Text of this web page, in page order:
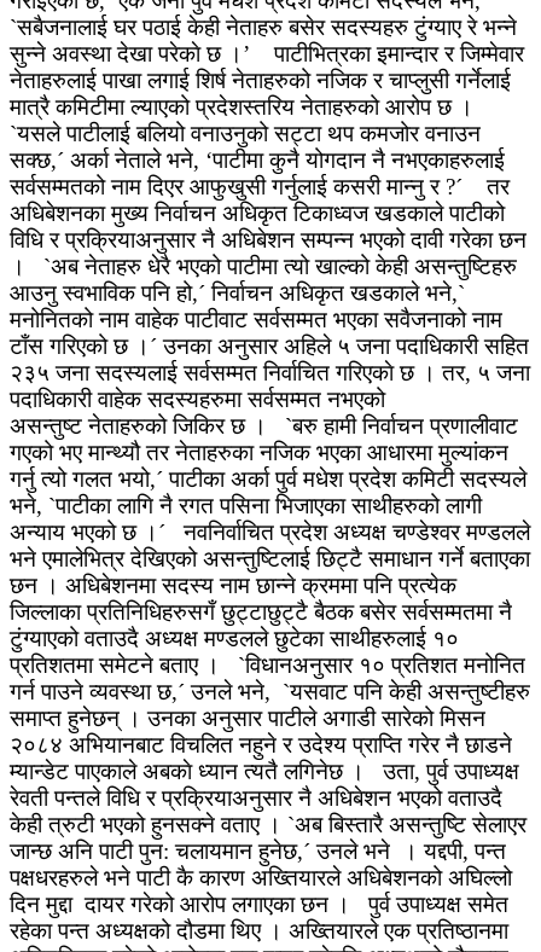
`सबैजनालाई घर पठाई केही नेताहरु बसेर सदस्यहरु टुंग्याए रे भन्ने
सुन्ने अवस्था देखा परेकाे छ ।’ पाटीभित्रका इमान्दार र जिम्मेवार
नेताहरुलाई पाखा लगाई शिर्ष नेताहरुको नजिक र चाप्लुसी गर्नेलाई
मात्रै कमिटीमा ल्याएको प्रदेशस्तरिय नेताहरुको आरोप छ ।
`यसले पाटीलाई बलियो वनाउनुको सट्टा थप कमजोर वनाउन
सक्छ,´ अर्का नेताले भने, ‘पाटीमा कुनै योगदान नै नभएकाहरुलाई
सर्वसम्मतको नाम दिएर आफुखुसी गर्नुलाई कसरी मान्नु र ?´ तर
अधिबेशनका मुख्य निर्वाचन अधिकृत टिकाध्वज खडकाले पाटीको
विधि र प्रक्रियाअनुसार नै अधिबेशन सम्पन्न भएको दावी गरेका छन
। `अब नेताहरु धेरै भएको पाटीमा त्यो खाल्को केही असन्तुष्टिहरु
आउनु स्वभाविक पनि हो,´ निर्वाचन अधिकृत खडकाले भने,`
मनोनितको नाम वाहेक पाटीवाट सर्वसम्मत भएका सवैजनाको नाम
टाँस गरिएको छ ।´ उनका अनुसार अहिले ५ जना पदाधिकारी सहित
२३५ जना सदस्यलाई सर्वसम्मत निर्वाचित गरिएकाे छ । तर, ५ जना
पदाधिकारी वाहेक सदस्यहरुमा सर्वसम्मत नभएको
असन्तुष्ट नेताहरुको जिकिर छ । `बरु हामी निर्वाचन प्रणालीवाट
गएको भए मान्थ्यौ तर नेताहरुका नजिक भएका आधारमा मुल्यांकन
गर्नु त्यो गलत भयो,´ पाटीका अर्का पुर्व मधेश प्रदेश कमिटी सदस्यले
भने, `पाटीका लागि नै रगत पसिना भिजाएका साथीहरुको लागी
अन्याय भएको छ ।´ नवनिर्वाचित प्रदेश अध्यक्ष चण्डेश्वर मण्डलले
भने एमालेभित्र देखिएको असन्तुष्टिलाई छिट्टै समाधान गर्ने बताएका
छन । अधिबेशनमा सदस्य नाम छान्ने क्रममा पनि प्रत्येक
जिल्लाका प्रतिनिधिहरुसगँ छुट्टाछुट्टै बैठक बसेर सर्वसम्मतमा नै
टुंग्याएको वताउदै अध्यक्ष मण्डलले छुटेका साथीहरुलाई १०
प्रतिशतमा समेटने बताए । `विधानअनुसार १० प्रतिशत मनोनित
गर्न पाउने व्यवस्था छ,´ उनले भने, `यसवाट पनि केही असन्तुष्टीहरु
समाप्त हुनेछन् । उनका अनुसार पाटीले अगाडी सारेको मिसन
२०८४ अभियानबाट विचलित नहुने र उदेश्य प्राप्ति गरेर नै छाडने
म्यान्डेट पाएकाले अबकाे ध्यान त्यतै लगिनेछ । उता, पुर्व उपाध्यक्ष
रेवती पन्तले विधि र प्रक्रियाअनुसार नै अधिबेशन भएको वताउदै
केही त्रुटी भएको हुनसक्ने वताए । `अब बिस्तारै असन्तुष्टि सेलाएर
जान्छ अनि पाटी पुन: चलायमान हुनेछ,´ उनले भने । यद्दपी, पन्त
पक्षधरहरुले भने पाटी कै कारण अख्तियारले अधिबेशनको अघिल्लो
दिन मुद्दा दायर गरेको आरोप लगाएका छन । पुर्व उपाध्यक्ष समेत
रहेका पन्त अध्यक्षको दौडमा थिए । अख्तियारले एक प्रतिष्ठानमा